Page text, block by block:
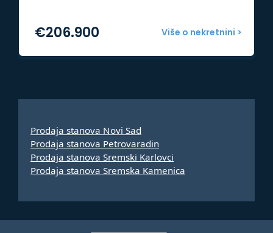
Više o nekretnini >
€206.900
Prodaja stanova Novi Sad
Prodaja stanova Petrovaradin
Prodaja stanova Sremski Karlovci
Prodaja stanova Sremska Kamenica